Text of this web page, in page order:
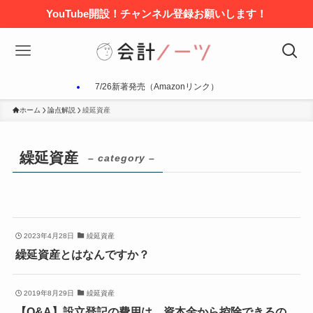
YouTube開設！チャンネル登録お願いします！
7/26新著発売（Amazonリンク）
ホーム 論点解説 繰延資産
繰延資産 – category –
2023年4月28日 繰延資産
繰延資産とはなんですか？
2019年8月29日 繰延資産